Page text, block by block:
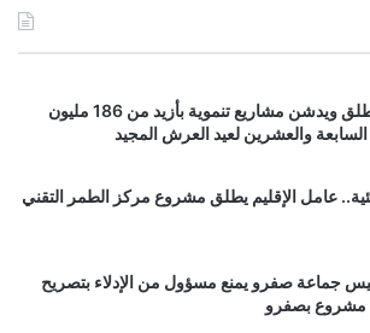
عامل إقليم صفرو يطلق ويدشن مشاريع تنموية بأزيد من 186 مليون
والعشرين لعيد العرش المجيد
عامل الإقليم يطلق مشروع مركز الطمر التقني
جماعة صفرو يمنع مسؤول من الإدلاء بتصريح
بصفرو